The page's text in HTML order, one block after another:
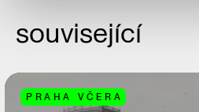
související
PRAHA VČERA